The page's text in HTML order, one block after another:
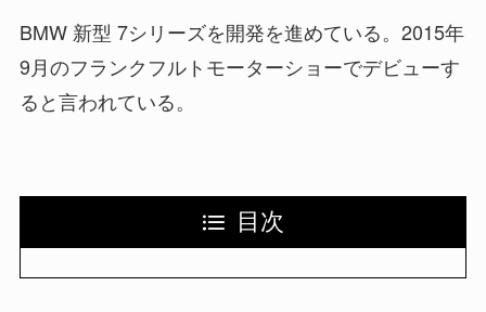
BMW 新型 7シリーズを開発を進めている。2015年
9月のフランクフルトモーターショーでデビューす
ると言われている。
目次